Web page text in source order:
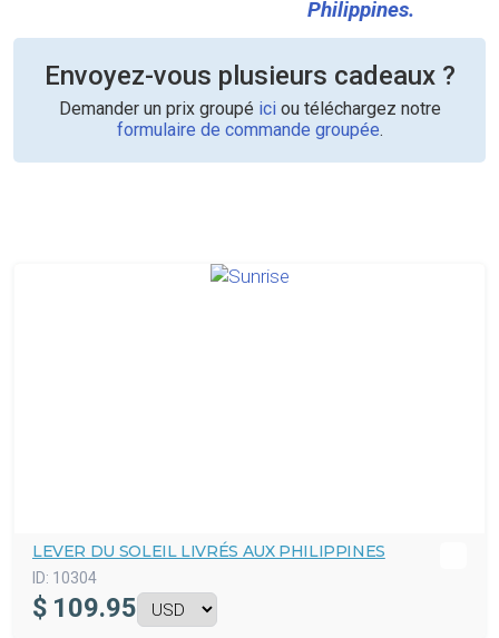
Philippines.
Envoyez-vous plusieurs cadeaux ?
Demander un prix groupé iciou téléchargez notre
formulaire de commande groupée.
LEVER DU SOLEIL LIVRÉS AUX PHILIPPINES
ID: 10304
$ 109.95